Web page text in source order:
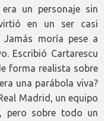
un personaje sin
en un ser casi
moría pese a
Escribió Cartarescu
forma realista sobre
una parábola viva?
Madrid, un equipo
pero sobre todo un